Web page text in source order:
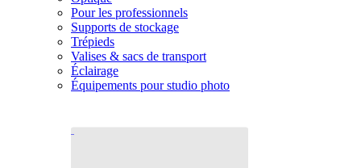
Pour les professionnels
Supports de stockage
Trépieds
Valises & sacs de transport
Éclairage
Équipements pour studio photo